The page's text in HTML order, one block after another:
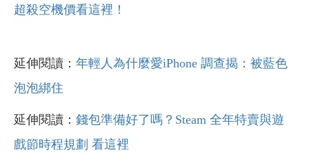
超殺空機價看這裡！
延伸閱讀： 年輕人為什麼愛iPhone 調查揭：被藍色
泡泡綁住
延伸閱讀： 錢包準備好了嗎？Steam 全年特賣與遊
戲節時程規劃 看這裡